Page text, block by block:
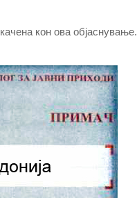
кон ова објаснување.